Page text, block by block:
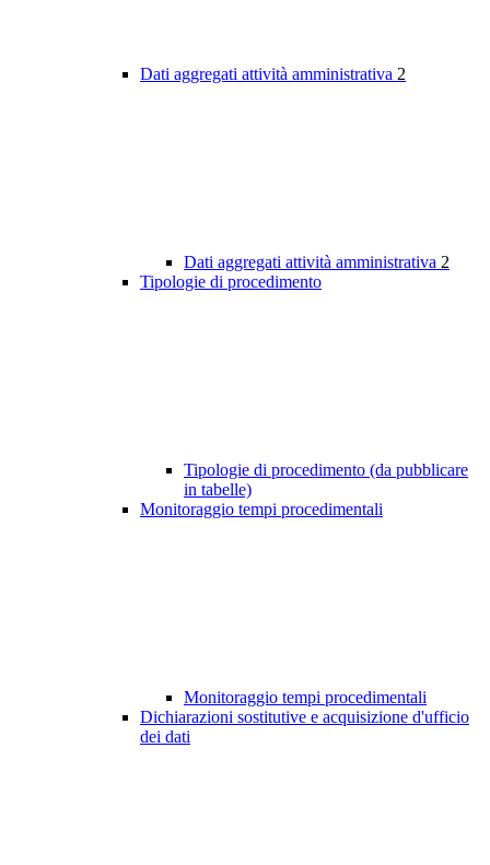
Dati aggregati attività amministrativa 2
Dati aggregati attività amministrativa 2
Tipologie di procedimento
Tipologie di procedimento (da pubblicare
in tabelle)
Monitoraggio tempi procedimentali
Monitoraggio tempi procedimentali
Dichiarazioni sostitutive e acquisizione d'ufficio
dei dati